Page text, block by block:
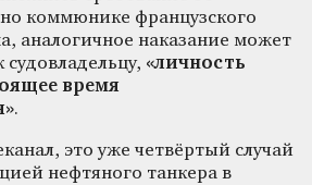
коммюнике французского
аналогичное наказание может
«личность
время
.
это уже четвёртый случай
нефтяного танкера в